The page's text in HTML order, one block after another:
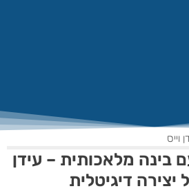
מלאכותית – עידן
דיגיטלית